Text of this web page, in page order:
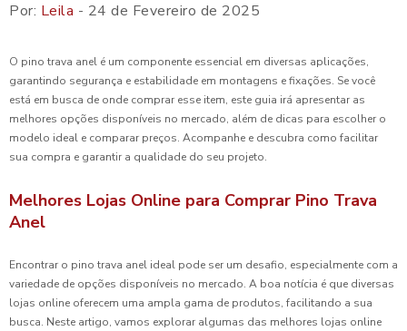
Por: Leila - 24 de Fevereiro de 2025
O pino trava anel é um componente essencial em diversas aplicações,
garantindo segurança e estabilidade em montagens e fixações. Se você
está em busca de onde comprar esse item, este guia irá apresentar as
melhores opções disponíveis no mercado, além de dicas para escolher o
modelo ideal e comparar preços. Acompanhe e descubra como facilitar
sua compra e garantir a qualidade do seu projeto.
Melhores Lojas Online para Comprar Pino Trava
Anel
Encontrar o pino trava anel ideal pode ser um desafio, especialmente com a
variedade de opções disponíveis no mercado. A boa notícia é que diversas
lojas online oferecem uma ampla gama de produtos, facilitando a sua
busca. Neste artigo, vamos explorar algumas das melhores lojas online